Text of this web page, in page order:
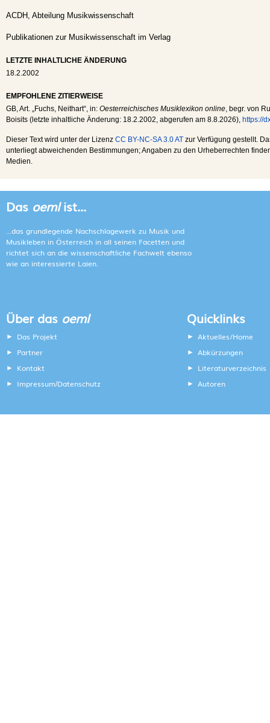
ACDH, Abteilung Musikwissenschaft
Publikationen zur Musikwissenschaft im Verlag
LETZTE INHALTLICHE ÄNDERUNG
18.2.2002
EMPFOHLENE ZITIERWEISE
GB, Art. „Fuchs, Neithart“, in: Oesterreichisches Musiklexikon online, begr. von
Boisits (letzte inhaltliche Änderung: 18.2.2002, abgerufen am 8.8.2026), https://
Dieser Text wird unter der Lizenz CC BY-NC-SA 3.0 AT zur Verfügung gestellt.
unterliegt abweichenden Bestimmungen; Angaben zu den Urheberrechten
Medien.
Das oemlist...
...das grundlegende Nachschlagewerk zu Musik und
Musikleben in Österreich in all seinen Facetten und
richtet sich an die wissenschaftliche Fachwelt ebenso
wie an interessierte Laien.
Über das oeml
Das Projekt
Partner
Kontakt
Impressum/Datenschutz
Quicklinks
Aktuelles/Home
Abkürzungen
Literaturverzeichnis
Autoren